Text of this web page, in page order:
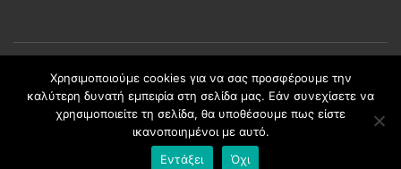
Copyright © intax.gr All Rights Reserved. | Developed by
Best Cybernetics
Χρησιμοποιούμε cookies για να σας προσφέρουμε την
καλύτερη δυνατή εμπειρία στη σελίδα μας. Εάν συνεχίσετε να
χρησιμοποιείτε τη σελίδα, θα υποθέσουμε πως είστε
ικανοποιημένοι με αυτό.
Εντάξει
Όχι